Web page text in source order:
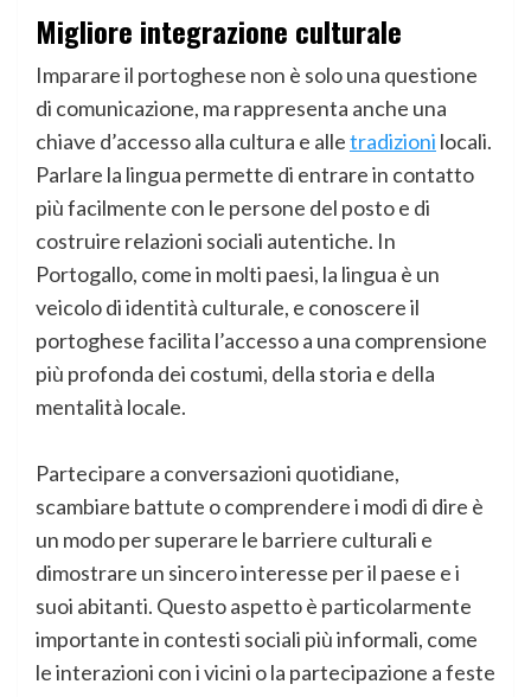
Migliore integrazione culturale
Imparare il portoghese non è solo una questione
di comunicazione, ma rappresenta anche una
chiave d’accesso alla cultura e alletradizioni locali.
Parlare la lingua permette di entrare in contatto
più facilmente con le persone del posto e di
costruire relazioni sociali autentiche. In
Portogallo, come in molti paesi, la lingua è un
veicolo di identità culturale, e conoscere il
portoghese facilita l’accesso a una comprensione
più profonda dei costumi, della storia e della
mentalità locale.
Partecipare a conversazioni quotidiane,
scambiare battute o comprendere i modi di dire è
un modo per superare le barriere culturali e
dimostrare un sincero interesse per il paese e i
suoi abitanti. Questo aspetto è particolarmente
importante in contesti sociali più informali, come
le interazioni con i vicini o la partecipazione a feste